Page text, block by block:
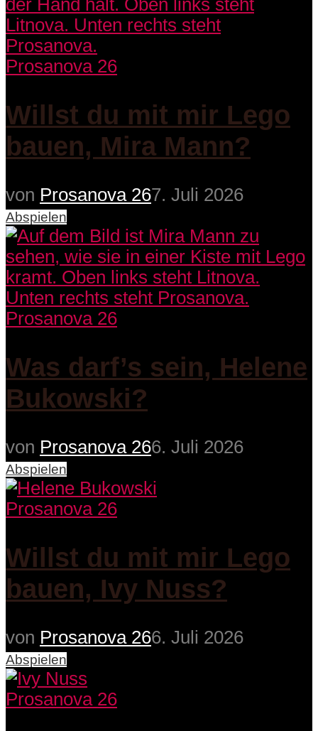
Prosanova 26
Willst du mit mir Lego
bauen, Mira Mann?
von Prosanova 267. Juli 2026
Abspielen
Prosanova 26
Was darf’s sein, Helene
Bukowski?
von Prosanova 266. Juli 2026
Abspielen
Prosanova 26
Willst du mit mir Lego
bauen, Ivy Nuss?
von Prosanova 266. Juli 2026
Abspielen
Prosanova 26